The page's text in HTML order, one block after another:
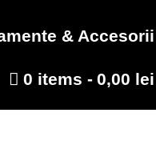
& Accesorii
0 items 0,00 lei